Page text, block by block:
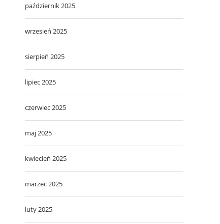
październik 2025
wrzesień 2025
sierpień 2025
lipiec 2025
czerwiec 2025
maj 2025
kwiecień 2025
marzec 2025
luty 2025